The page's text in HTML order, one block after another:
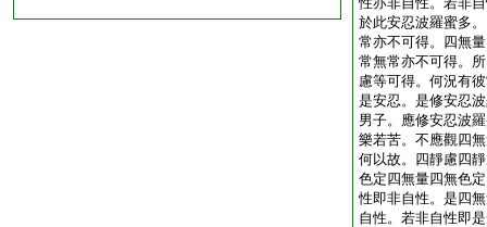
於此安忍波羅蜜多
常亦不可得。四無
常無常亦不可得。
慮等可得。何況有
是安忍。是修安忍
男子。應修安忍波
樂若苦。不應觀四
何以故。四靜慮四
色定四無量四無色
性即非自性。是四
自性。若非自性即